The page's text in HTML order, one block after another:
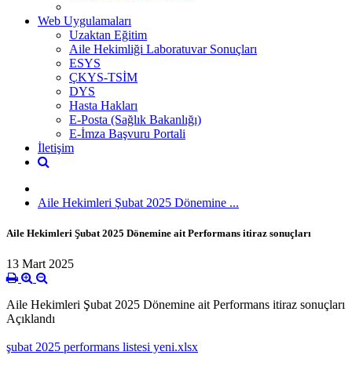
Web Uygulamaları
Uzaktan Eğitim
Aile Hekimliği Laboratuvar Sonuçları
ESYS
ÇKYS-TSİM
DYS
Hasta Hakları
E-Posta (Sağlık Bakanlığı)
E-İmza Başvuru Portali
İletişim
Aile Hekimleri Şubat 2025 Dönemine ...
Aile Hekimleri Şubat 2025 Dönemine ait Performans itiraz sonuçları
13 Mart 2025
Aile Hekimleri Şubat 2025 Dönemine ait Performans itiraz sonuçları
Açıklandı
şubat 2025 performans listesi yeni.xlsx